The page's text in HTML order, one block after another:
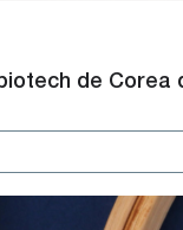
de Corea